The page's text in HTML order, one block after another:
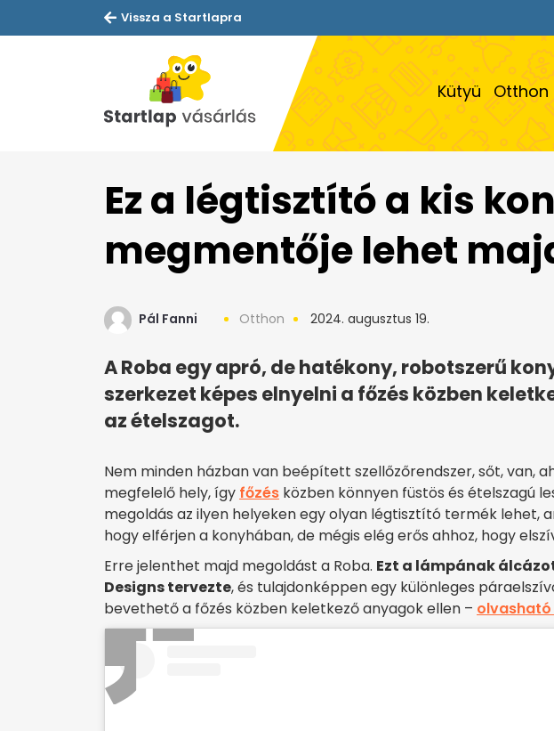
Vissza a Startlapra
Kütyü Otthon
Ez a légtisztító a kis
megmentője lehet
Pál Fanni Otthon 2024. augusztus 19.
A Roba egy apró, de hatékony, robotszerű
szerkezet képes elnyelni a főzés közben
az ételszagot.
Nem minden házban van beépített szellőzőrendszer, sőt, van,
megfelelő hely, így főzés közben könnyen füstös és ételszagú
megoldás az ilyen helyeken egy olyan légtisztító termék lehet,
hogy elférjen a konyhában, de mégis elég erős ahhoz, hogy
Erre jelenthet majd megoldást a Roba. Ezt a lámpának
Designs tervezte, és tulajdonképpen egy különleges
bevethető a főzés közben keletkező anyagok ellen – olvasható